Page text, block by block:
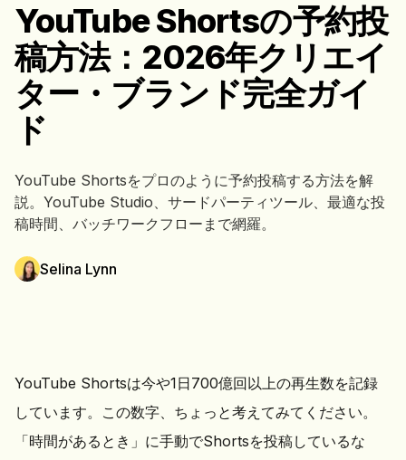
YouTube Shortsの予約投
稿方法：2026年クリエイ
ター・ブランド完全ガイ
ド
YouTube Shortsをプロのように予約投稿する方法を解
説。YouTube Studio、サードパーティツール、最適な投
稿時間、バッチワークフローまで網羅。
Selina Lynn
YouTube Shortsは今や1日700億回以上の再生数を記録
しています。この数字、ちょっと考えてみてください。
「時間があるとき」に手動でShortsを投稿しているな